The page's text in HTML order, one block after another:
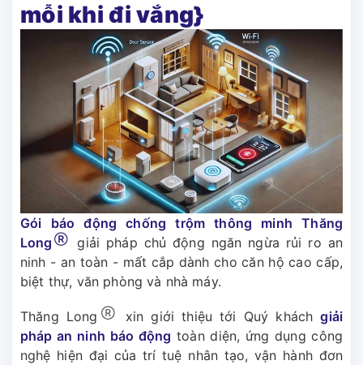
mỗi khi đi vắng}
Gói báo động chống trộm thông minh Thăng
Long Ⓡ
giải pháp chủ động ngăn ngừa rủi ro an
ninh - an toàn - mất cắp dành cho căn hộ cao cấp,
biệt thự, văn phòng và nhà máy.
Thăng Long Ⓡ xin giới thiệu tới Quý kháchgiải
pháp an ninh báo động toàn diện, ứng dụng công
nghệ hiện đại của trí tuệ nhân tạo, vận hành đơn